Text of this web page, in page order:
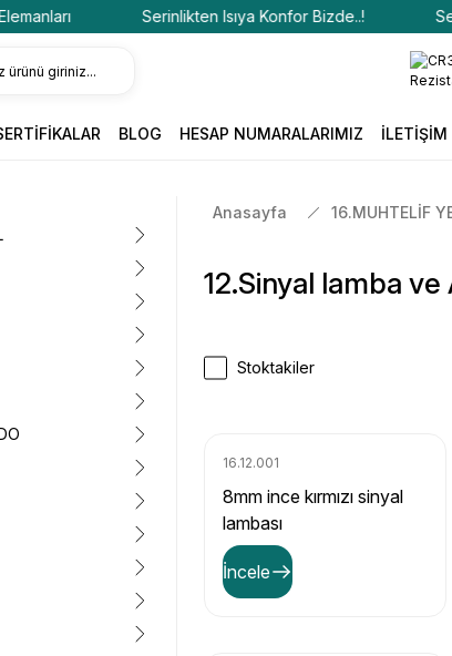
Serinlikten Isıya Konfor Bizde..! Sern
BLOG HESAP NUMARALARIMIZ İLETİŞİM
Anasayfa 16.MUHTELİF
12.Sinyal lamba
Stoktakiler
16.12.001
8mm ince kırmızı sinyal
lambası
İncele